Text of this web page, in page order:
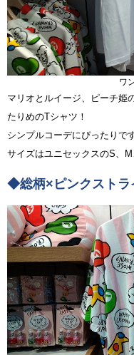
ワ
マリオとルイージ、ピーチ姫
たりめのTシャツ！
シンプルコーデにぴったりです
サイズはユニセックスのS、M
◆総柄×ピンクストラ